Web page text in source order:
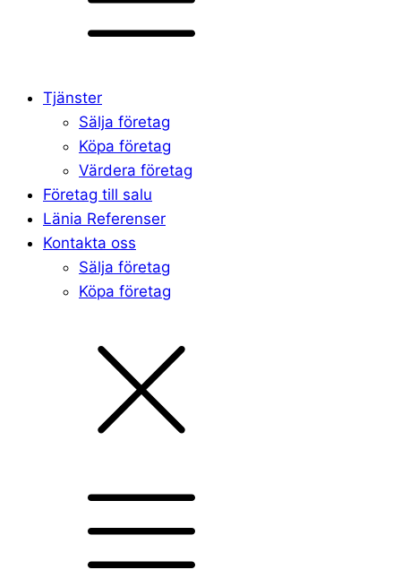
Tjänster
Sälja företag
Köpa företag
Värdera företag
Företag till salu
Länia Referenser
Kontakta oss
Sälja företag
Köpa företag